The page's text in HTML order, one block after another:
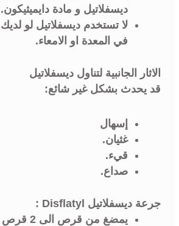
ديسفلاتيل و مادة دايميثيكون.
لا تستخدم ديسفلاتيل لو
في المعدة او الامعاء.
الاثار الجانبية لتناول ديسفلاتيل
قد يحدث بشكل غير شائع:
إسهال
غثيان.
قيء.
صداع.
جرعة ديسفلاتيل Disflatyl :
يمضغ من